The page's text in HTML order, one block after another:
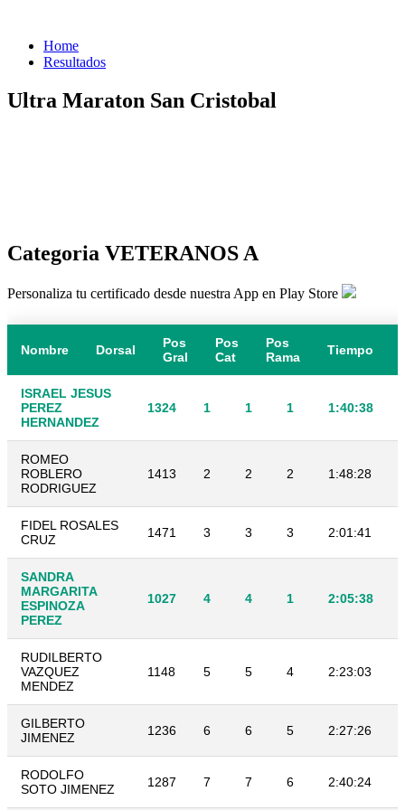
Home
Resultados
Ultra Maraton San Cristobal
Categoria VETERANOS A
Personaliza tu certificado desde nuestra App en Play Store
Nombre Dorsal
Pos
Gral
Pos
Cat
Pos
Rama
Tiempo
ISRAEL JESUS
PEREZ
HERNANDEZ
1324 1 1 1 1:40:38
ROMEO
ROBLERO
RODRIGUEZ
1413 2 2 2 1:48:28
FIDEL ROSALES
CRUZ
1471 3 3 3 2:01:41
SANDRA
MARGARITA
ESPINOZA
PEREZ
1027 4 4 1 2:05:38
RUDILBERTO
VAZQUEZ
MENDEZ
1148 5 5 4 2:23:03
GILBERTO
JIMENEZ
1236 6 6 5 2:27:26
RODOLFO
SOTO JIMENEZ
1287 7 7 6 2:40:24